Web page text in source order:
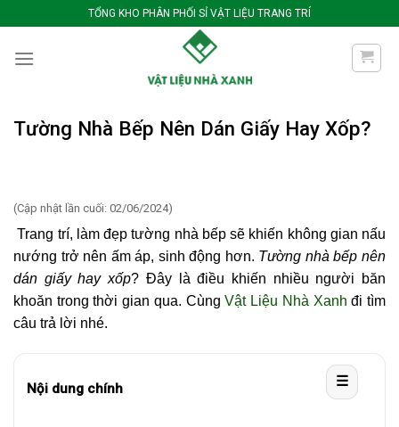
nội
TỔNG KHO PHÂN PHỐI SỈ VẬT LIỆU TRANG TRÍ
Tường Nhà Bếp Nên Dán Giấy Hay Xốp?
(Cập nhật lần cuối: 02/06/2024)
Trang trí, làm đẹp tường nhà bếp sẽ khiến không gian nấu
nướng trở nên ấm áp, sinh động hơn. Tường nhà bếp nên
dán giấy hay xốp? Đây là điều khiến nhiều người băn
khoăn trong thời gian qua. CùngVật Liệu Nhà Xanh đi tìm
câu trả lời nhé.
Nội dung chính ☰